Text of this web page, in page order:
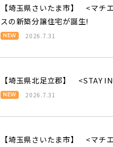
【埼玉県さいたま市】 <マチ
スの新築分譲住宅が誕生!
2026.7.31
【埼玉県北足立郡】 <STAY
2026.7.31
【埼玉県さいたま市】 <マチ